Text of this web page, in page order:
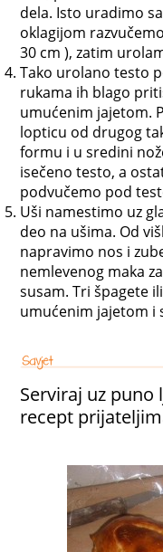
dela. Isto uradimo
oklagijom
30 cm ), zatim
Tako urolano testo
rukama ih blago
umućenim jajetom.
lopticu od drugog
formu i u sredini
isečeno testo, a
podvučemo pod
Uši namestimo uz
deo na ušima. Od
napravimo nos i
nemlevenog maka
susam. Tri špagete
umućenim jajetom i
Serviraj uz
recept